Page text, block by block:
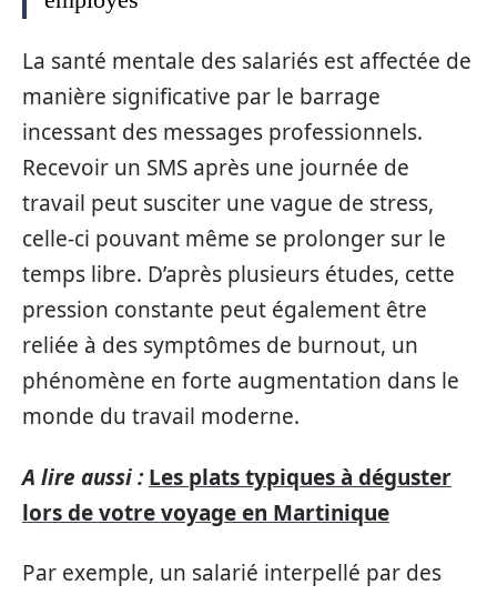
La santé mentale des salariés est affectée de
manière significative par le barrage
incessant des messages professionnels.
Recevoir un SMS après une journée de
travail peut susciter une vague de stress,
celle-ci pouvant même se prolonger sur le
temps libre. D’après plusieurs études, cette
pression constante peut également être
reliée à des symptômes de burnout, un
phénomène en forte augmentation dans le
monde du travail moderne.
A lire aussi : Les plats typiques à déguster
lors de votre voyage en Martinique
Par exemple, un salarié interpellé par des